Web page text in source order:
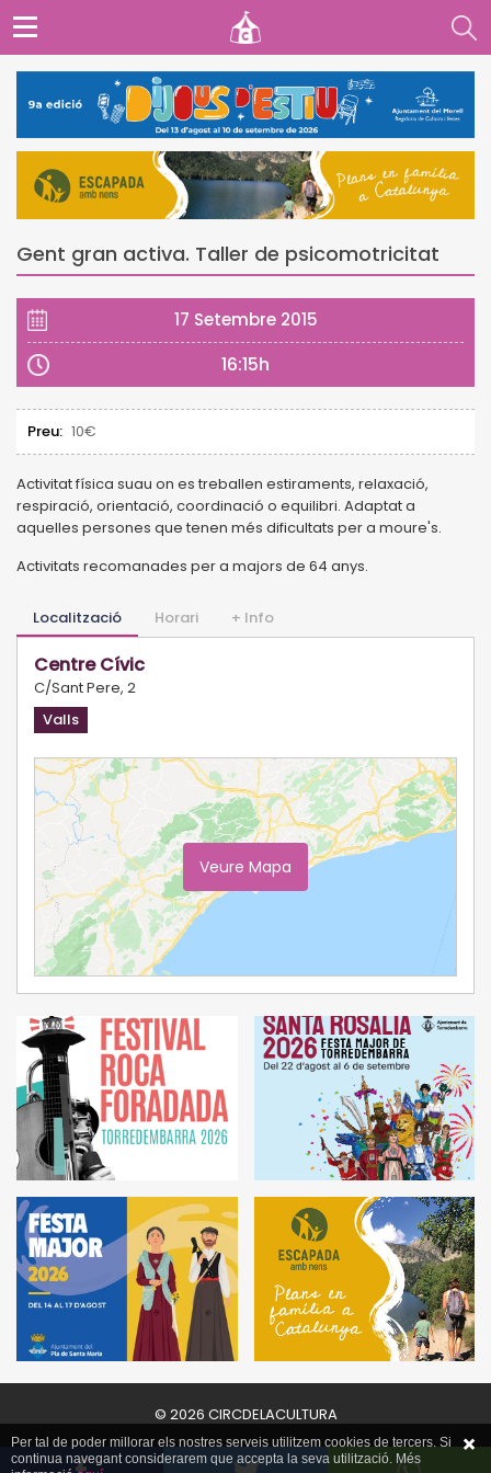
Gent gran activa. Taller de psicomotricitat
17 Setembre 2015
16:15h
Preu: 10€
Activitat física suau on es treballen estiraments, relaxació,
respiració, orientació, coordinació o equilibri. Adaptat a
aquelles persones que tenen més dificultats per a moure's.
Activitats recomanades per a majors de 64 anys.
Localització Horari + Info
Centre Cívic
C/Sant Pere, 2
Valls
Veure Mapa
© 2026 CIRCDELACULTURA
Per tal de poder millorar els nostres serveis utilitzem cookies de tercers. Si
continua navegant considerarem que accepta la seva utilització. Més